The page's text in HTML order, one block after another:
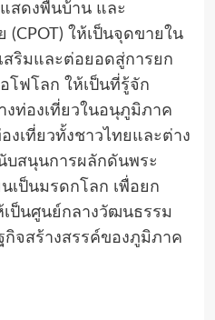
สดงพื้นบ้าน และ
ให้เป็นจุดขายใน
สริมและต่อยอดสู่การยก
โฟโลก ให้เป็นที่รู้จัก
งท่องเที่ยวในอนุภูมิภาค
งเที่ยวทั้งชาวไทยและต่าง
บสนุนการผลักดันพระ
เป็นมรดกโลก เพื่อยก
ป็นศูนย์กลางวัฒนธรรม
กิจสร้างสรรค์ของภูมิภาค